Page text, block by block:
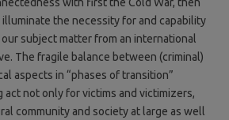
the necessity for and capability
subject matter from an international
The fragile balance between (criminal)
aspects in “phases of transition”
act not only for victims and victimizers,
community and society at large as well